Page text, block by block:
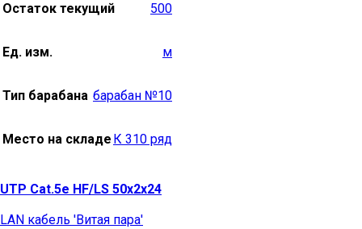
Остаток текущий
500
Ед. изм. м
Тип барабана барабан №10
Место на складе К 310 ряд
UTP Cat.5e HF/LS 50х2х24
LAN кабель 'Витая пара'